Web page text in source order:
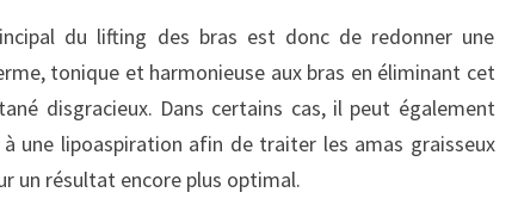
du lifting des bras est donc de redonner une
tonique et harmonieuse aux bras en éliminant cet
disgracieux. Dans certains cas, il peut également
une lipoaspiration afin de traiter les amas graisseux
un résultat encore plus optimal.